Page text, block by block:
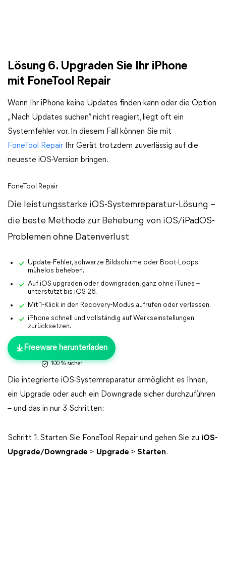
Lösung 6. Upgraden Sie Ihr iPhone
mit FoneTool Repair
Wenn Ihr iPhone keine Updates finden kann oder die Option
„Nach Updates suchen“ nicht reagiert, liegt oft ein
Systemfehler vor. In diesem Fall können Sie mit
FoneTool Repair Ihr Gerät trotzdem zuverlässig auf die
neueste iOS-Version bringen.
FoneTool Repair
Die leistungsstarke iOS-Systemreparatur-Lösung –
die beste Methode zur Behebung von iOS/iPadOS-
Problemen ohne Datenverlust
Update-Fehler, schwarze Bildschirme oder Boot-Loops
mühelos beheben.
Auf iOS upgraden oder downgraden, ganz ohne iTunes –
unterstützt bis iOS 26.
Mit 1-Klick in den Recovery-Modus aufrufen oder verlassen.
iPhone schnell und vollständig auf Werkseinstellungen
zurücksetzen.
Freeware herunterladen
100 % sicher
Die integrierte iOS-Systemreparatur ermöglicht es Ihnen,
ein Upgrade oder auch ein Downgrade sicher durchzuführen
– und das in nur 3 Schritten:
Schritt 1. Starten Sie FoneTool Repair und gehen Sie zu iOS-
Upgrade/Downgrade > Upgrade > Starten.